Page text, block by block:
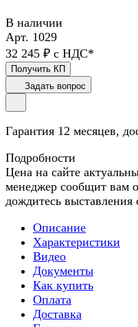
В наличии
Арт. 1029
32 245 ₽ с НДС*
Получить КП
Задать вопрос
Гарантия 12 месяцев,
Подробности
Цена на сайте
менеджер сообщит вам
дождитесь выставления
Описание
Характеристики
Видео
Документы
Как купить
Оплата
Доставка